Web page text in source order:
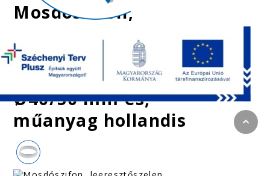
Mosdószifon,
leeresztőszelep nélkül,
Ø40 mm-es elfolyással
+ Jollyflex 6/4" -
Ø40/50 mm-es,
műanyag hollandis